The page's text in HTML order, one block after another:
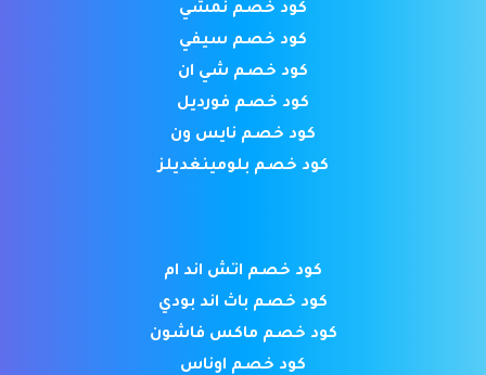
كود خصم نمشي
كود خصم سيفي
كود خصم شي ان
كود خصم فورديل
كود خصم نايس ون
كود خصم بلومينغديلز
كود خصم اتش اند ام
كود خصم باث اند بودي
كود خصم ماكس فاشون
كود خصم اوناس